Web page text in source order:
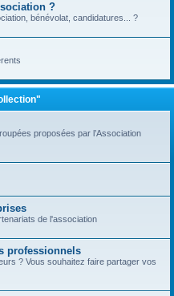
?
bénévolat, candidatures... ?
proposées par l’Association
de l'association
professionnels
? Vous souhaitez faire partager vos